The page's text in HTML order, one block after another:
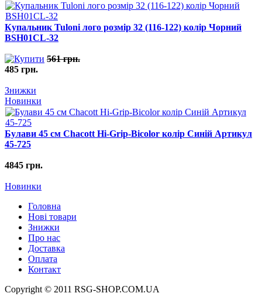
Купальник Tuloni лого розмір 32 (116-122) колір Чорний
BSH01CL-32
561 грн.
485 грн.
Знижки
Новинки
Булави 45 cм Chacott Hi-Grip-Bicolor колір Синій Артикул
45-725
4845 грн.
Новинки
Головна
Нові товари
Знижки
Про нас
Доставка
Оплата
Контакт
Copyright © 2011 RSG-SHOP.COM.UA